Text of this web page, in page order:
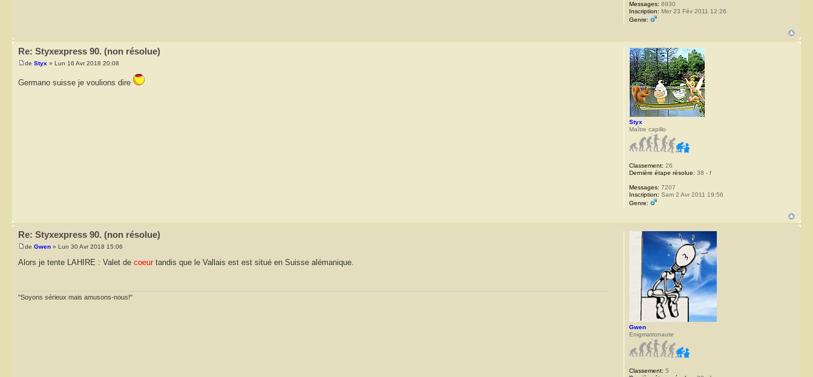
Messages: 6930
Inscription: Mer 23 Fév 2011 12:26
Genre:
Re: Styxexpress 90. (non résolue)
de Styx » Lun 16 Avr 2018 20:08
Germano suisse je voulions dire
Styx
Maître capillo
Classement: 26
Dernière étape résolue: 38 - f
Messages: 7207
Inscription: Sam 2 Avr 2011 19:56
Genre:
Re: Styxexpress 90. (non résolue)
de Gwen » Lun 30 Avr 2018 15:06
Alors je tente LAHIRE : Valet de coeur tandis que le Vallais est est situé en Suisse alémanique.
"Soyons sérieux mais amusons-nous!"
Gwen
Enigmatronaute
Classement: 5